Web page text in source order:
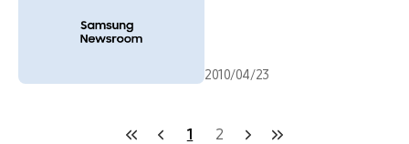
2010/04/23
1 2